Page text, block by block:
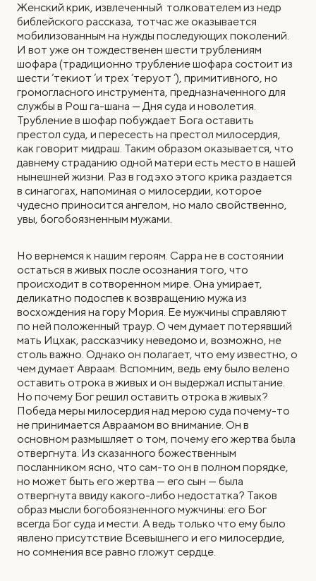
Женский крик, извлеченный толкователем из недр
библейского рассказа, тотчас же оказывается
мобилизованным на нужды последующих поколений.
И вот уже он тождественен шести трублениям
шофара (традиционно трубление шофара состоит из
шести ‘текиот ‘и трех ‘теруот ‘), примитивного, но
громогласного инструмента, предназначенного для
службы в Рош га-шана — Дня суда и новолетия.
Трубление в шофар побуждает Бога оставить
престол суда, и пересесть на престол милосердия,
как говорит мидраш. Таким образом оказывается, что
давнему страданию одной матери есть место в нашей
нынешней жизни. Раз в год эхо этого крика раздается
в синагогах, напоминая о милосердии, которое
чудесно приносится ангелом, но мало свойственно,
увы, богобоязненным мужами.
Но вернемся к нашим героям. Сарра не в состоянии
остаться в живых после осознания того, что
происходит в сотворенном мире. Она умирает,
деликатно подоспев к возвращению мужа из
восхождения на гору Мория. Ее мужчины справляют
по ней положенный траур. О чем думает потерявший
мать Ицхак, рассказчику неведомо и, возможно, не
столь важно. Однако он полагает, что ему известно, о
чем думает Авраам. Вспомним, ведь ему было велено
оставить отрока в живых и он выдержал испытание.
Но почему Бог решил оставить отрока в живых?
Победа меры милосердия над мерою суда почему-то
не принимается Авраамом во внимание. Он в
основном размышляет о том, почему его жертва была
отвергнута. Из сказанного божественным
посланником ясно, что сам-то он в полном порядке,
но может быть его жертва — его сын — была
отвергнута ввиду какого-либо недостатка? Таков
образ мысли богобоязненного мужчины: его Бог
всегда Бог суда и мести. А ведь только что ему было
явлено присутствие Всевышнего и его милосердие,
но сомнения все равно гложут сердце.